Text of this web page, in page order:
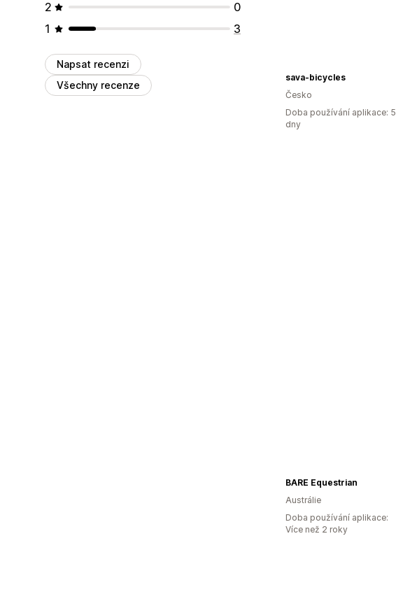
2
0
1
3
Napsat recenzi
Všechny recenze
sava-bicycles
Česko
Doba používání aplikace: 5
dny
BARE Equestrian
Austrálie
Doba používání aplikace:
Více než 2 roky